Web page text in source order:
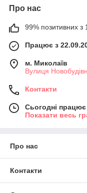
Про нас
99% позитивних з
Працює з
м. Миколаїв
Вулиця
Контакти
Сьогодні
Показати весь
Про нас
Контакти